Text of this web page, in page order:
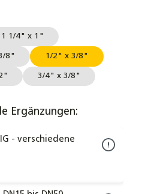
1 1/4" x 1"
8" 1/2" x 3/8"
3/4" x 3/8"
Ergänzungen:
- verschiedene